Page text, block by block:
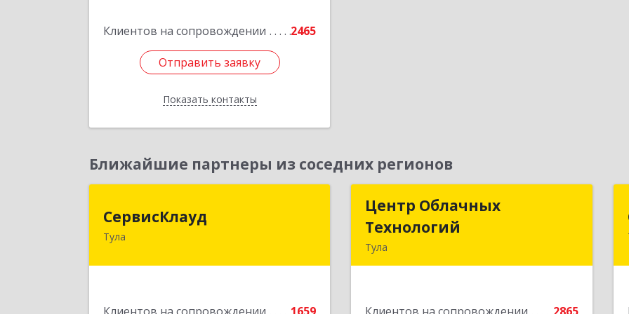
Клиентов на сопровождении 2465
Отправить заявку
Показать контакты
Отправить заявку
Назад
Ближайшие партнеры из соседних регионов
СервисКлауд
Тула
300028, Тульская обл, Тула г, Болдина
Центр Облачных
Технологий
Тула
Центр Облачных